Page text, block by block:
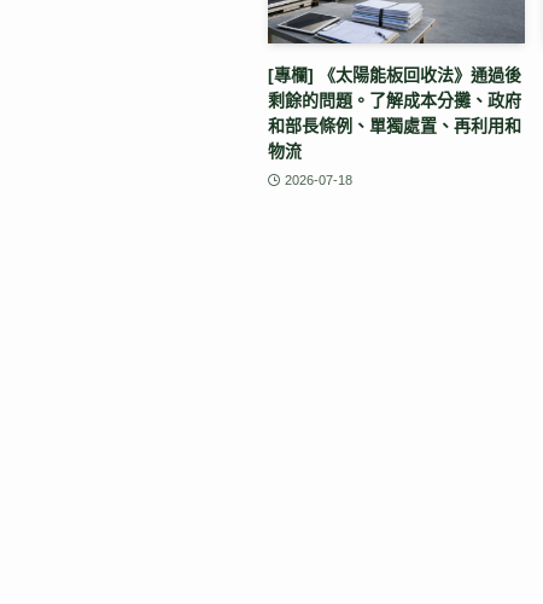
[專欄] 《太陽能板回收法》通過後
剩餘的問題。了解成本分攤、政府
和部長條例、單獨處置、再利用和
物流
2026-07-18